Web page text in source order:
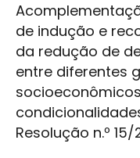
de indução e
da redução de
entre diferentes
Resolução n.º 15/